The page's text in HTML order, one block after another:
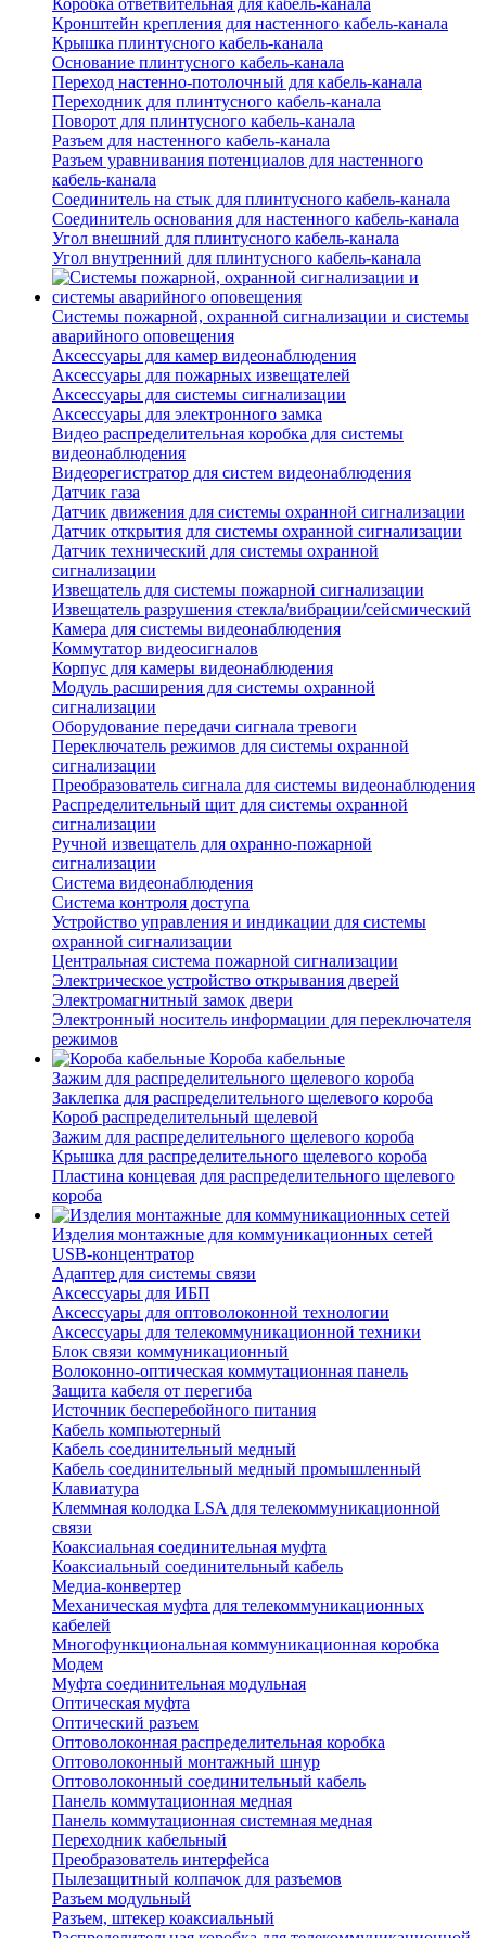
Коробка ответвительная для кабель-канала
Кронштейн крепления для настенного кабель-канала
Крышка плинтусного кабель-канала
Основание плинтусного кабель-канала
Переход настенно-потолочный для кабель-канала
Переходник для плинтусного кабель-канала
Поворот для плинтусного кабель-канала
Разъем для настенного кабель-канала
Разъем уравнивания потенциалов для настенного
кабель-канала
Соединитель на стык для плинтусного кабель-канала
Соединитель основания для настенного кабель-канала
Угол внешний для плинтусного кабель-канала
Угол внутренний для плинтусного кабель-канала
Системы пожарной, охранной сигнализации и системы
аварийного оповещения
Аксессуары для камер видеонаблюдения
Аксессуары для пожарных извещателей
Аксессуары для системы сигнализации
Аксессуары для электронного замка
Видео распределительная коробка для системы
видеонаблюдения
Видеорегистратор для систем видеонаблюдения
Датчик газа
Датчик движения для системы охранной сигнализации
Датчик открытия для системы охранной сигнализации
Датчик технический для системы охранной
сигнализации
Извещатель для системы пожарной сигнализации
Извещатель разрушения стекла/вибрации/сейсмический
Камера для системы видеонаблюдения
Коммутатор видеосигналов
Корпус для камеры видеонаблюдения
Модуль расширения для системы охранной
сигнализации
Оборудование передачи сигнала тревоги
Переключатель режимов для системы охранной
сигнализации
Преобразователь сигнала для системы видеонаблюдения
Распределительный щит для системы охранной
сигнализации
Ручной извещатель для охранно-пожарной
сигнализации
Система видеонаблюдения
Система контроля доступа
Устройство управления и индикации для системы
охранной сигнализации
Центральная система пожарной сигнализации
Электрическое устройство открывания дверей
Электромагнитный замок двери
Электронный носитель информации для переключателя
режимов
Короба кабельные
Зажим для распределительного щелевого короба
Заклепка для распределительного щелевого короба
Короб распределительный щелевой
Зажим для распределительного щелевого короба
Крышка для распределительного щелевого короба
Пластина концевая для распределительного щелевого
короба
Изделия монтажные для коммуникационных сетей
USB-концентратор
Адаптер для системы связи
Аксессуары для ИБП
Аксессуары для оптоволоконной технологии
Аксессуары для телекоммуникационной техники
Блок связи коммуникационный
Волоконно-оптическая коммутационная панель
Защита кабеля от перегиба
Источник бесперебойного питания
Кабель компьютерный
Кабель соединительный медный
Кабель соединительный медный промышленный
Клавиатура
Клеммная колодка LSA для телекоммуникационной
связи
Коаксиальная соединительная муфта
Коаксиальный соединительный кабель
Медиа-конвертер
Механическая муфта для телекоммуникационных
кабелей
Многофункциональная коммуникационная коробка
Модем
Муфта соединительная модульная
Оптическая муфта
Оптический разъем
Оптоволоконная распределительная коробка
Оптоволоконный монтажный шнур
Оптоволоконный соединительный кабель
Панель коммутационная медная
Панель коммутационная системная медная
Переходник кабельный
Преобразователь интерфейса
Пылезащитный колпачок для разъемов
Разъем модульный
Разъем, штекер коаксиальный